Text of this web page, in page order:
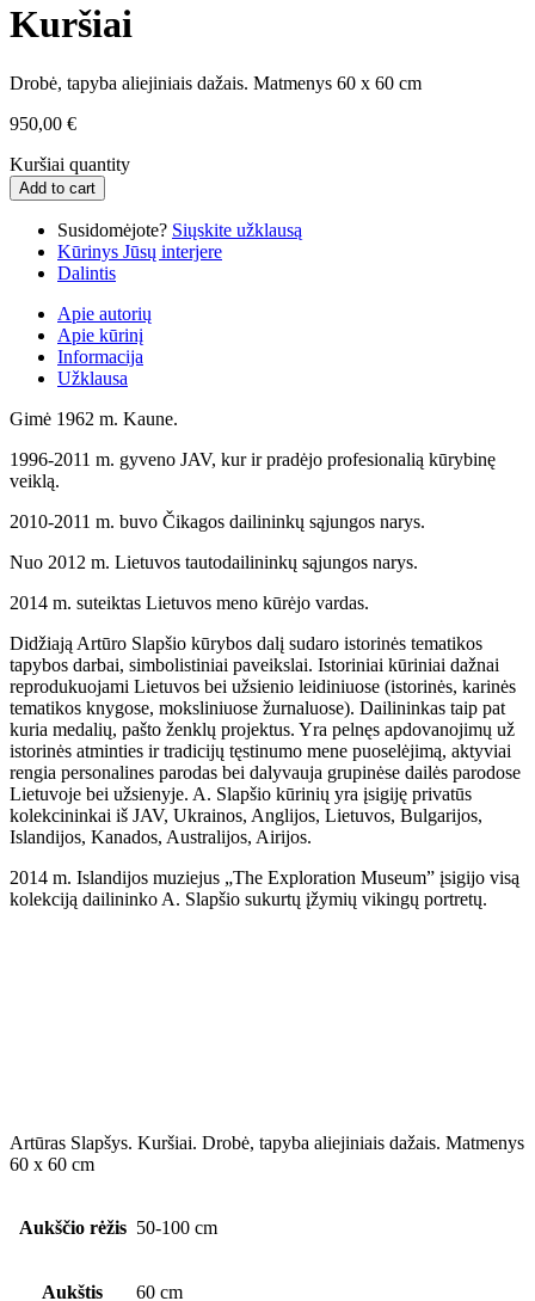
Kuršiai
Drobė, tapyba aliejiniais dažais. Matmenys 60 x 60 cm
950,00 €
Kuršiai quantity
Add to cart
Susidomėjote? Siųskite užklausą
Kūrinys Jūsų interjere
Dalintis
Apie autorių
Apie kūrinį
Informacija
Užklausa
Gimė 1962 m. Kaune.
1996-2011 m. gyveno JAV, kur ir pradėjo profesionalią kūrybinę
veiklą.
2010-2011 m. buvo Čikagos dailininkų sąjungos narys.
Nuo 2012 m. Lietuvos tautodailininkų sąjungos narys.
2014 m. suteiktas Lietuvos meno kūrėjo vardas.
Didžiają Artūro Slapšio kūrybos dalį sudaro istorinės tematikos
tapybos darbai, simbolistiniai paveikslai. Istoriniai kūriniai dažnai
reprodukuojami Lietuvos bei užsienio leidiniuose (istorinės, karinės
tematikos knygose, moksliniuose žurnaluose). Dailininkas taip pat
kuria medalių, pašto ženklų projektus. Yra pelnęs apdovanojimų už
istorinės atminties ir tradicijų tęstinumo mene puoselėjimą, aktyviai
rengia personalines parodas bei dalyvauja grupinėse dailės parodose
Lietuvoje bei užsienyje. A. Slapšio kūrinių yra įsigiję privatūs
kolekcininkai iš JAV, Ukrainos, Anglijos, Lietuvos, Bulgarijos,
Islandijos, Kanados, Australijos, Airijos.
2014 m. Islandijos muziejus „The Exploration Museum” įsigijo visą
kolekciją dailininko A. Slapšio sukurtų įžymių vikingų portretų.
Artūras Slapšys. Kuršiai. Drobė, tapyba aliejiniais dažais. Matmenys
60 x 60 cm
Aukščio rėžis 50-100 cm
Aukštis 60 cm